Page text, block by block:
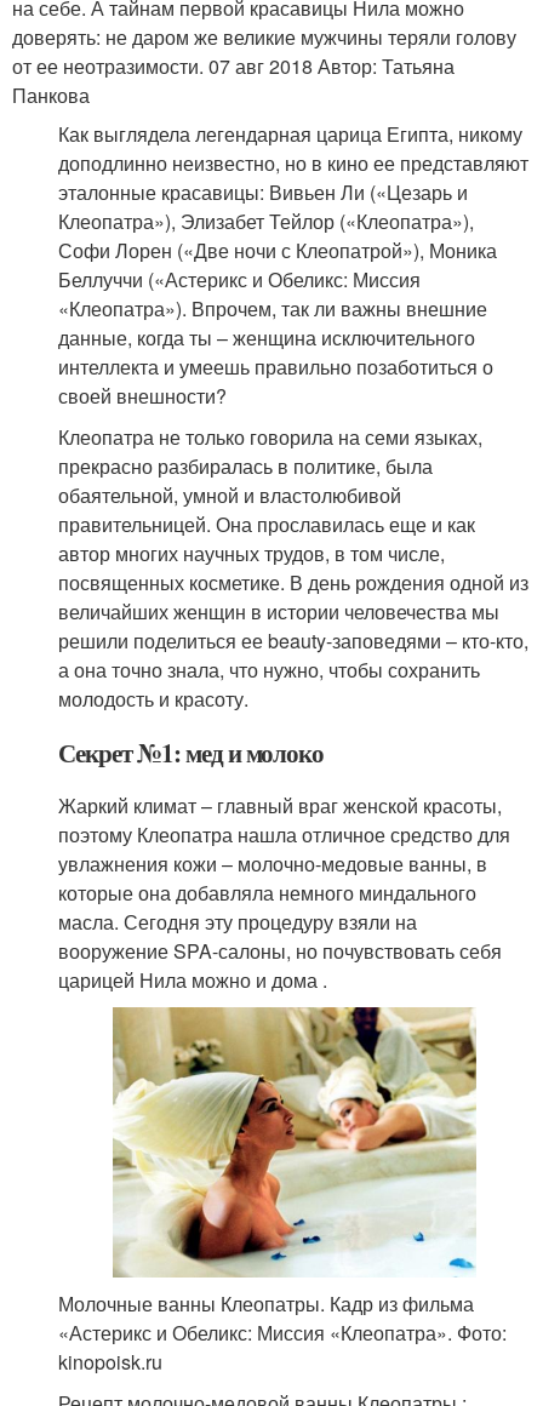
на себе. А тайнам первой красавицы Нила можно
доверять: не даром же великие мужчины теряли голову
от ее неотразимости. 07 авг 2018 Автор: Татьяна
Панкова
Как выглядела легендарная царица Египта, никому
доподлинно неизвестно, но в кино ее представляют
эталонные красавицы: Вивьен Ли («Цезарь и
Клеопатра»), Элизабет Тейлор («Клеопатра»),
Софи Лорен («Две ночи с Клеопатрой»), Моника
Беллуччи («Астерикс и Обеликс: Миссия
«Клеопатра»). Впрочем, так ли важны внешние
данные, когда ты – женщина исключительного
интеллекта и умеешь правильно позаботиться о
своей внешности?
Клеопатра не только говорила на семи языках,
прекрасно разбиралась в политике, была
обаятельной, умной и властолюбивой
правительницей. Она прославилась еще и как
автор многих научных трудов, в том числе,
посвященных косметике. В день рождения одной из
величайших женщин в истории человечества мы
решили поделиться ее beauty-заповедями – кто-кто,
а она точно знала, что нужно, чтобы сохранить
молодость и красоту.
Секрет №1: мед и молоко
Жаркий климат – главный враг женской красоты,
поэтому Клеопатра нашла отличное средство для
увлажнения кожи – молочно-медовые ванны, в
которые она добавляла немного миндального
масла. Сегодня эту процедуру взяли на
вооружение SPA-салоны, но почувствовать себя
царицей Нила можно и дома .
Молочные ванны Клеопатры. Кадр из фильма
«Астерикс и Обеликс: Миссия «Клеопатра». Фото:
kinopoisk.ru